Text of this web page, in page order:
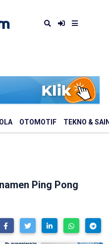
OTOMOTIF TEKNO &
Ping Pong